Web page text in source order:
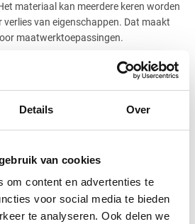
Details Over
van cookies
om content en advertenties te
voor social media te bieden
te analyseren. Ook delen we
materiaal kan meerdere keren worden
van eigenschappen. Dat maakt
maatwerktoepassingen.
Perfect voor constructieve
vormen zijn mogelijk onder hitte
vanwege het vetachtige
bij aan de uitstekende chemische